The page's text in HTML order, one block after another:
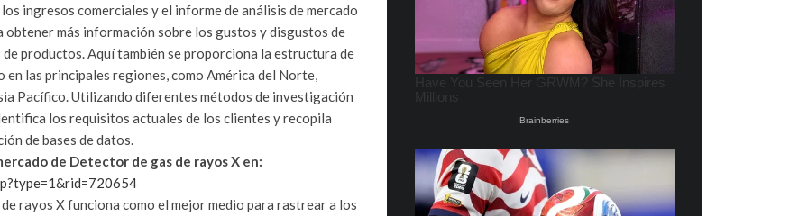
ingresos comerciales y el informe de análisis de mercado
más información sobre los gustos y disgustos de
productos. Aquí también se proporciona la estructura de
las principales regiones, como América del Norte,
Pacífico. Utilizando diferentes métodos de investigación
los requisitos actuales de los clientes y recopila
de bases de datos.
de Detector de gas de rayos X en:
rayos X funciona como el mejor medio para rastrear a los